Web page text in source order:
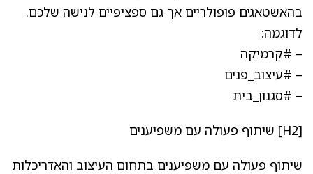
בהאשטאגים פופולריים אך גם ספציפיים לנישה שלכם.
לדוגמה:
– #קרמיקה
– #עיצוב_פנים
– #סגנון_בית
[H2] שיתוף פעולה עם משפיענים
שיתוף פעולה עם משפיענים בתחום העיצוב והאדריכלות